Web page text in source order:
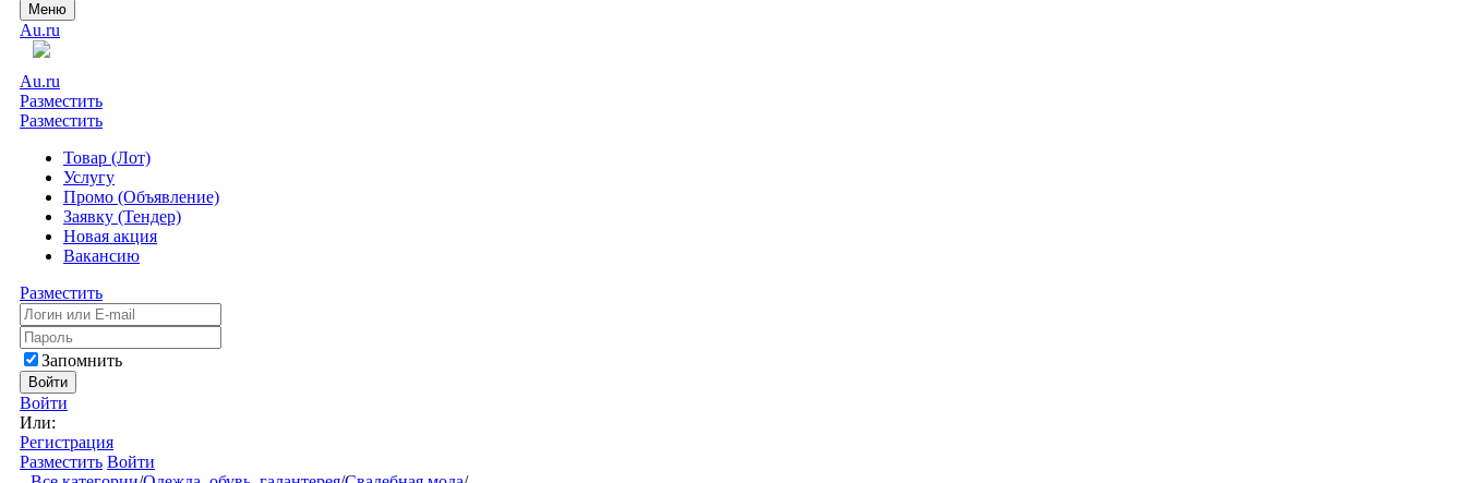
Меню
Au.ru
Au.ru
Разместить
Разместить
Товар (Лот)
Услугу
Промо (Объявление)
Заявку (Тендер)
Новая акция
Вакансию
Разместить
Запомнить
Войти
Войти
Или:
Регистрация
Разместить Войти